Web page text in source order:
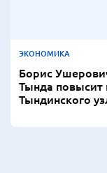
ЭКОНОМИКА
Борис
Тында повысит
Тындинского